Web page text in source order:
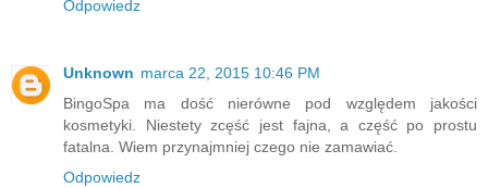
Odpowiedz
Unknown marca 22, 2015 10:46 PM
BingoSpa ma dość nierówne pod względem jakości
kosmetyki. Niestety zcęść jest fajna, a część po prostu
fatalna. Wiem przynajmniej czego nie zamawiać.
Odpowiedz